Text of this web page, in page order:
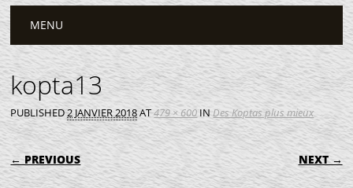
Main menu
to
content
MENU
kopta13
PUBLISHED2 JANVIER 2018AT479 × 600 INDes Koptas plus mieux
← PREVIOUS NEXT →